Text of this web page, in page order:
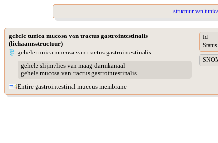
structuur van
gehele tunica mucosa van tractus gastrointestinalis
(lichaamsstructuur)
gehele tunica mucosa van tractus gastrointestinalis
gehele slijmvlies van maag-darmkanaal
gehele mucosa van tractus gastrointestinalis
Entire gastrointestinal mucous membrane
Id
Status